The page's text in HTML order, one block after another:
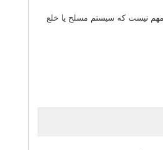
مهم نیست که سیستم مسلح یا خلع